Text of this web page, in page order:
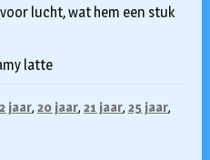
lucht, wat hem een stuk
latte
2 jaar, 20 jaar, 21 jaar, 25 jaar,